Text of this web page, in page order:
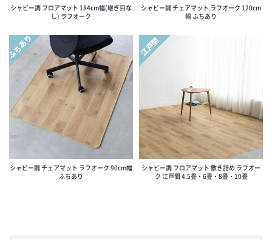
シャビー調 フロアマット 184cm幅(継ぎ目な
し) ラフオーク
シャビー調 チェアマット ラフオーク 120cm
幅 ふちあり
ふちあり
シャビー調 チェアマット ラフオーク 90cm幅
ふちあり
江戸間
シャビー調 フロアマット 敷き詰め ラフオー
ク 江戸間 4.5畳・6畳・8畳・10畳